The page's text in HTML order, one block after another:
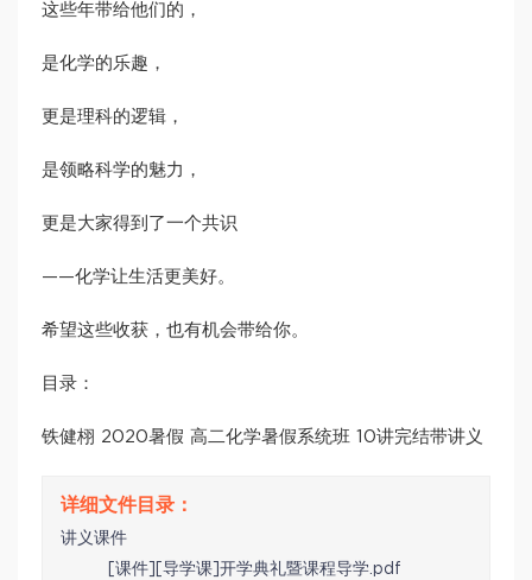
这些年带给他们的，
是化学的乐趣，
更是理科的逻辑，
是领略科学的魅力，
更是大家得到了一个共识
——化学让生活更美好。
希望这些收获，也有机会带给你。
目录：
铁健栩 2020暑假 高二化学暑假系统班 10讲完结带讲义
讲义课件
[课件][导学课]开学典礼暨课程导学.pdf